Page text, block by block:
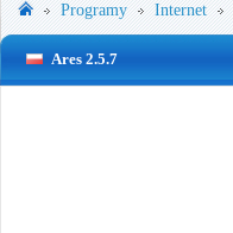
Programy Internet
Ares 2.5.7